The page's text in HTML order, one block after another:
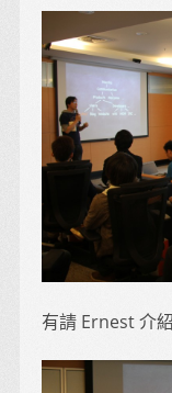
有請 Ernest 介